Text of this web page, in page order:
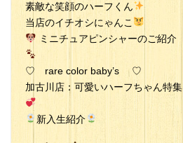
素敵な笑顔のハーフくん
当店のイチオシにゃんこ
ミニチュアピンシャーのご紹介
♡ rare color baby’s ♡
加古川店：可愛いハーフちゃん特集
新入生紹介